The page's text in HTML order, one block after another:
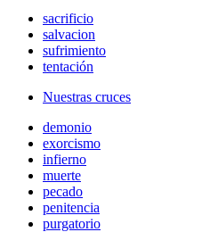
sacrificio
salvacion
sufrimiento
tentación
Nuestras cruces
demonio
exorcismo
infierno
muerte
pecado
penitencia
purgatorio